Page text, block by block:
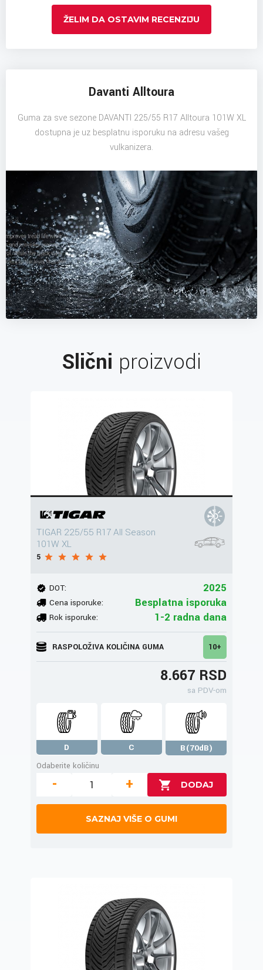
ŽELIM DA OSTAVIM RECENZIJU
Davanti Alltoura
Guma za sve sezone DAVANTI 225/55 R17 Alltoura 101W XL
dostupna je uz besplatnu isporuku na adresu vašeg
vulkanizera.
Slični proizvodi
TIGAR 225/55 R17 All Season
101W XL
5
DOT: 2025
Cena isporuke: Besplatna isporuka
Rok isporuke: 1-2 radna dana
RASPOLOŽIVA KOLIČINA GUMA 10+
8.667 RSD
sa PDV-om
D C
B(70dB)
Odaberite količinu
- +
SAZNAJ VIŠE O GUMI